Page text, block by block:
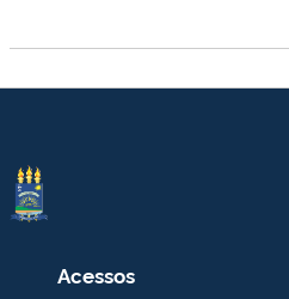
Acessos